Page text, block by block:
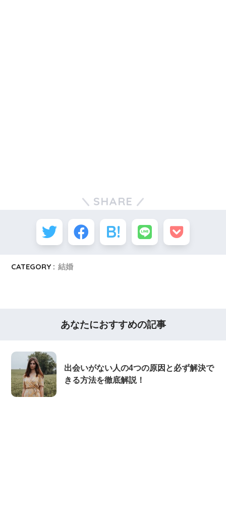
SHARE
CATEGORY : 結婚
あなたにおすすめの記事
出会いがない人の4つの原因と必ず解決で
きる方法を徹底解説！